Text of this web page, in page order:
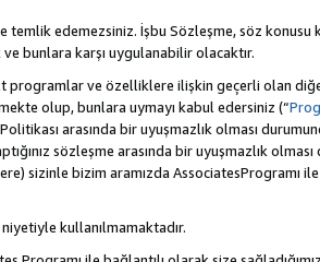
temlik edemezsiniz. İşbu Sözleşme, söz
bunlara karşı uygulanabilir olacaktır.
programlar ve özelliklere ilişkin geçerli olan
olup, bunlara uymayı kabul edersiniz (“
arasında bir uyuşmazlık olması
sözleşme arasında bir uyuşmazlık
sizinle bizim aramızda AssociatesProgramı
kullanılmamaktadır.